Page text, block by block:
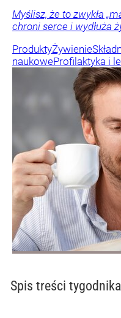
Myślisz, że to zwykła
chroni serce i wydłuża
ProduktyŻywienie
naukoweProfilaktyka i
Spis treści